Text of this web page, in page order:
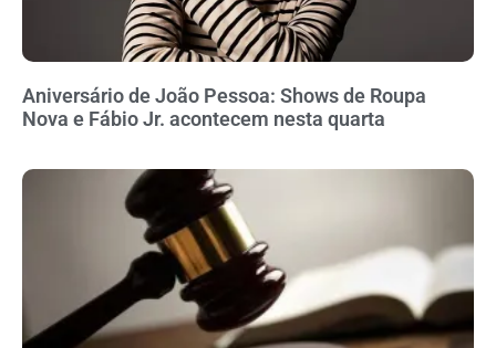
Aniversário de João Pessoa: Shows de Roupa
Nova e Fábio Jr. acontecem nesta quarta